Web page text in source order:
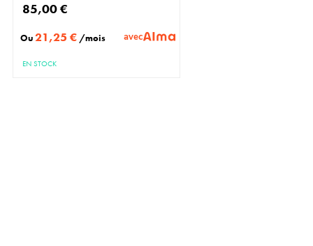
85,00 €
Ou21,25 € /mois avec
EN STOCK